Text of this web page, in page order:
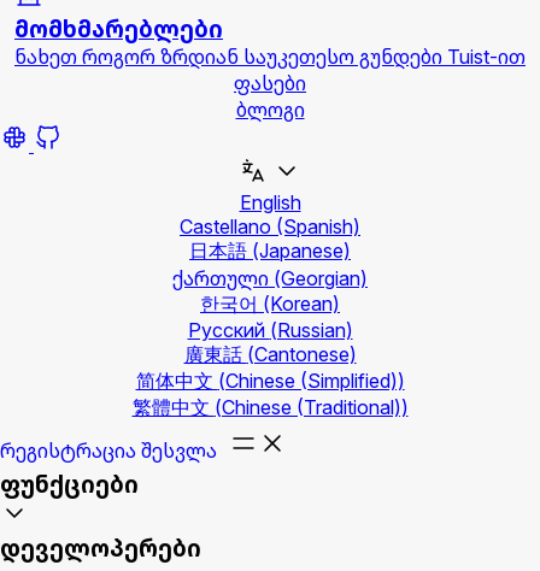
მომხმარებლები
ნახეთ როგორ ზრდიან საუკეთესო გუნდები Tuist-ით
ფასები
ბლოგი
English
Castellano (Spanish)
日本語 (Japanese)
ქართული (Georgian)
한국어 (Korean)
Русский (Russian)
廣東話 (Cantonese)
简体中文 (Chinese (Simplified))
繁體中文 (Chinese (Traditional))
რეგისტრაცია შესვლა
ფუნქციები
დეველოპერები